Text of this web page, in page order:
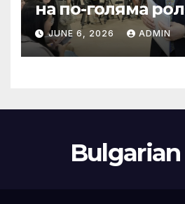
на по-голяма
стратегическата
енергетика
JUNE 6, 2026 ADMIN